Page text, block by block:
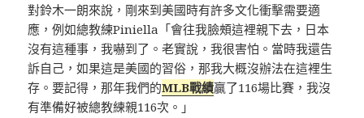
對鈴木一朗來說，剛來到美國時有許多文化衝擊需要適
應，例如總教練Piniella「會往我臉頰這裡親下去，日本
沒有這種事，我嚇到了。老實說，我很害怕。當時我還告
訴自己，如果這是美國的習俗，那我大概沒辦法在這裡生
存。要記得，那年我們的MLB戰績贏了116場比賽，我沒
有準備好被總教練親116次。」